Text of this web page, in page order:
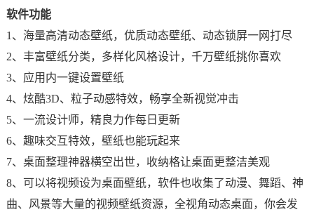
软件功能
1、海量高清动态壁纸，优质动态壁纸、动态锁屏一网打尽
2、丰富壁纸分类，多样化风格设计，千万壁纸挑你喜欢
3、应用内一键设置壁纸
4、炫酷3D、粒子动感特效，畅享全新视觉冲击
5、一流设计师，精良力作每日更新
6、趣味交互特效，壁纸也能玩起来
7、桌面整理神器横空出世，收纳格让桌面更整洁美观
8、可以将视频设为桌面壁纸，软件也收集了动漫、舞蹈、神
曲、风景等大量的视频壁纸资源，全视角动态桌面，你会发